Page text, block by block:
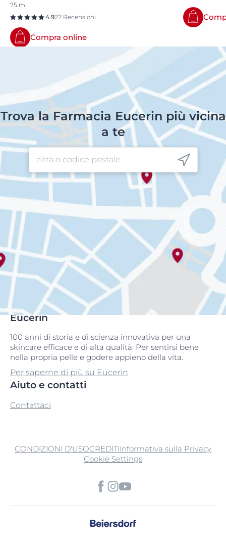
75 ml
4.927 Recensioni
Compra online
Trova la Farmacia Eucerin più vicina
a te
Eucerin
100 anni di storia e di scienza innovativa per una
skincare efficace e di alta qualità. Per sentirsi bene
nella propria pelle e godere appieno della vita.
Per saperne di più su Eucerin
Aiuto e contatti
Contattaci
CONDIZIONI D'USOCREDITIInformativa sulla Privacy
Cookie Settings